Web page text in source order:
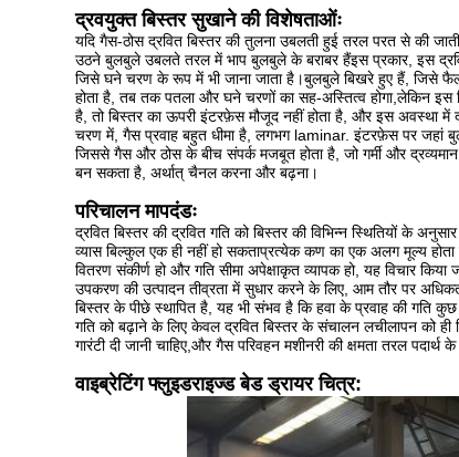
द्रवयुक्त बिस्तर सुखाने की विशेषताओंः
यदि गैस-ठोस द्रवित बिस्तर की तुलना उबलती हुई तरल परत से की
उठने बुलबुले उबलते तरल में भाप बुलबुले के बराबर हैंइस प्रकार, इस
जिसे घने चरण के रूप में भी जाना जाता है।बुलबुले बिखरे हुए हैं, जिसे
होता है, तब तक पतला और घने चरणों का सह-अस्तित्व होगा,लेकिन इस
है, तो बिस्तर का ऊपरी इंटरफ़ेस मौजूद नहीं होता है, और इस अवस्था में
चरण में, गैस प्रवाह बहुत धीमा है, लगभग laminar. इंटरफ़ेस पर जहां
जिससे गैस और ठोस के बीच संपर्क मजबूत होता है, जो गर्मी और
बन सकता है, अर्थात् चैनल करना और बढ़ना।
परिचालन मापदंडः
द्रवित बिस्तर की द्रवित गति को बिस्तर की विभिन्न स्थितियों के
व्यास बिल्कुल एक ही नहीं हो सकताप्रत्येक कण का एक अलग मूल्य
वितरण संकीर्ण हो और गति सीमा अपेक्षाकृत व्यापक हो, यह विचार
उपकरण की उत्पादन तीव्रता में सुधार करने के लिए, आम तौर पर
बिस्तर के पीछे स्थापित है, यह भी संभव है कि हवा के प्रवाह की गति
गति को बढ़ाने के लिए केवल द्रवित बिस्तर के संचालन लचीलापन को
गारंटी दी जानी चाहिए,और गैस परिवहन मशीनरी की क्षमता तरल पदार्थ
वाइब्रेटिंग फ्लुइडराइज्ड बेड ड्रायर चित्र: